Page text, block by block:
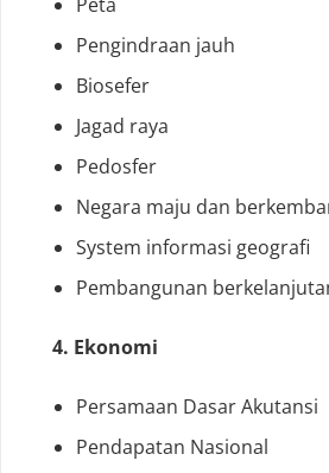
Pengindraan jauh
Biosefer
Jagad raya
Pedosfer
Negara maju dan
System informasi geografi
Pembangunan
4. Ekonomi
Persamaan Dasar Akutansi
Pendapatan Nasional